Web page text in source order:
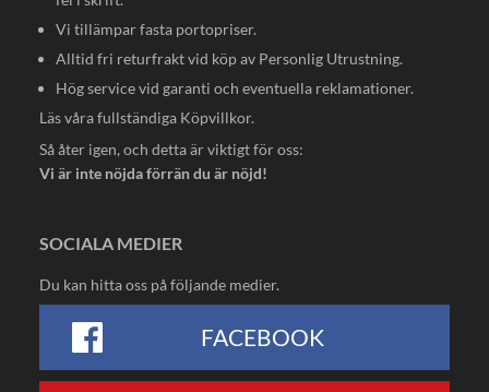
Vi tillämpar fasta portopriser.
Alltid fri returfrakt vid köp av Personlig Utrustning.
Hög service vid garanti och eventuella reklamationer.
Läs våra fullständiga Köpvillkor.
Så åter igen, och detta är viktigt för oss:
Vi är inte nöjda förrän du är nöjd!
SOCIALA MEDIER
Du kan hitta oss på följande medier.
FACEBOOK